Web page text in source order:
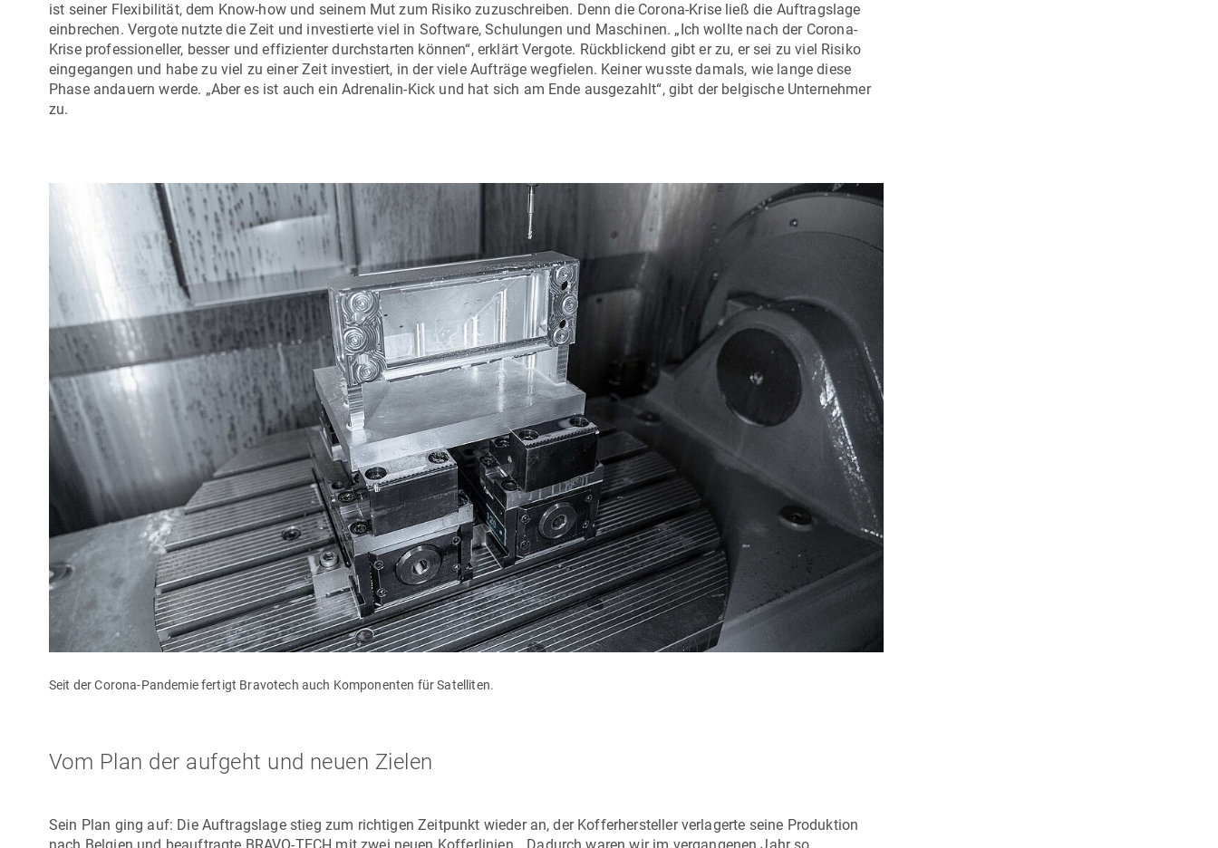
ist seiner Flexibilität, dem Know-how und seinem Mut zum Risiko zuzuschreiben. Denn die Corona-Krise ließ die Auftragslage
einbrechen. Vergote nutzte die Zeit und investierte viel in Software, Schulungen und Maschinen. „Ich wollte nach der Corona-
Krise professioneller, besser und effizienter durchstarten können“, erklärt Vergote. Rückblickend gibt er zu, er sei zu viel Risiko
eingegangen und habe zu viel zu einer Zeit investiert, in der viele Aufträge wegfielen. Keiner wusste damals, wie lange diese
Phase andauern werde. „Aber es ist auch ein Adrenalin-Kick und hat sich am Ende ausgezahlt“, gibt der belgische Unternehmer
zu.
Seit der Corona-Pandemie fertigt Bravotech auch Komponenten für Satelliten.
Vom Plan der aufgeht und neuen Zielen
Sein Plan ging auf: Die Auftragslage stieg zum richtigen Zeitpunkt wieder an, der Kofferhersteller verlagerte seine Produktion